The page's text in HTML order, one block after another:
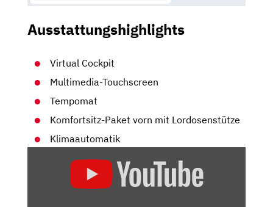
Ausstattungshighlights
Virtual Cockpit
Multimedia-Touchscreen
Tempomat
Komfortsitz-Paket vorn mit Lordosenstütze
Klimaautomatik